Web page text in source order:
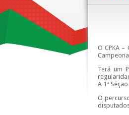
O CPKA
Terá um
A 1ª
O